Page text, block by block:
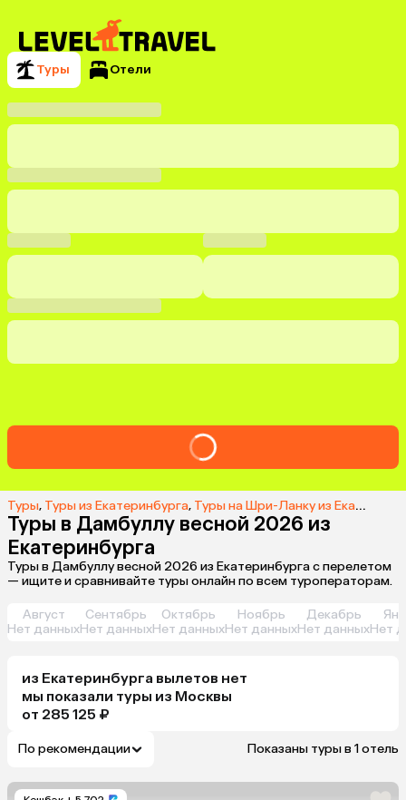
Туры Отели
Туры, Туры из Екатеринбурга, Туры на Шри-Ланку из Екатеринбурга
Туры в Дамбуллу весной 2026 из
Екатеринбурга
Туры в Дамбуллу весной 2026 из Екатеринбурга с перелетом
— ищите и сравнивайте туры онлайн по всем туроператорам.
Август
Нет данных
Сентябрь
Нет данных
Октябрь
Нет данных
Ноябрь
Нет данных
Декабрь
Нет данныхНет
из Екатеринбурга вылетов нет
мы показали туры из Москвы
от 285 125 ₽
По рекомендации Показаны туры в 1 отель